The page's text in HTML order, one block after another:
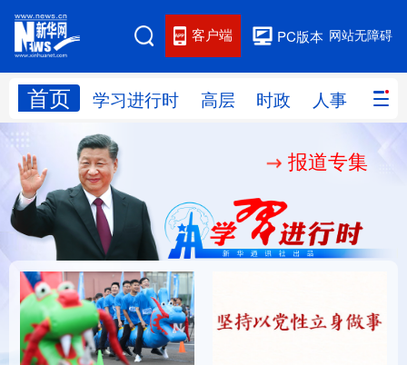
网站无障碍
PC版本
客户端
首页 学习进行时 高层 时政 人事 国际
网站地图
学习进行时 人事
国际 财经 网评
思客智库 全球连线 教育
科技 科创
文化 书画
报道专集